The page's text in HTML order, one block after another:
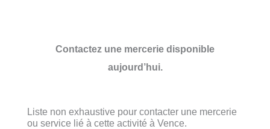
Contactez une mercerie disponible
aujourd’hui.
Liste non exhaustive pour contacter une mercerie
ou service lié à cette activité à Vence.